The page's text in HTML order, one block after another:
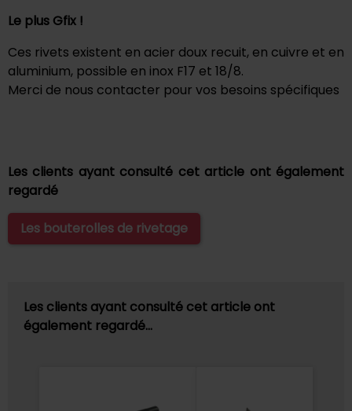
Le plus Gfix !
Ces rivets existent en acier doux recuit, en cuivre et en
aluminium, possible en inox F17 et 18/8.
Merci de nous contacter pour vos besoins spécifiques
Les clients ayant consulté cet article ont également
regardé
Les bouterolles de rivetage
Les clients ayant consulté cet article ont
également regardé…